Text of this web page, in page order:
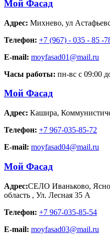
Мой Фасад
Адрес: Михнево, ул
Телефон: +7 (967) - 035 - 85 -
E-mail: moyfasad01@mail.ru
Часы работы: пн-вс с 09:00
Мой Фасад
Адрес: Кашира,
Телефон: +7 967-035-85-72
E-mail: moyfasad04@mail.ru
Мой Фасад
Адрес:СЕЛО Иваньково,
область , Ул. Лесная 35 А
Телефон: +7 967-035-85-54
E-mail: moyfasad03@mail.ru